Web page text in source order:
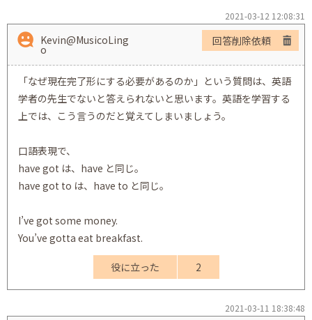
2021-03-12 12:08:31
Kevin@MusicoLing
o
回答削除依頼
「なぜ現在完了形にする必要があるのか」という質問は、英語
学者の先生でないと答えられないと思います。英語を学習する
上では、こう言うのだと覚えてしまいましょう。
口語表現で、
have got は、have と同じ。
have got to は、have to と同じ。
I’ve got some money.
You’ve gotta eat breakfast.
役に立った 2
2021-03-11 18:38:48